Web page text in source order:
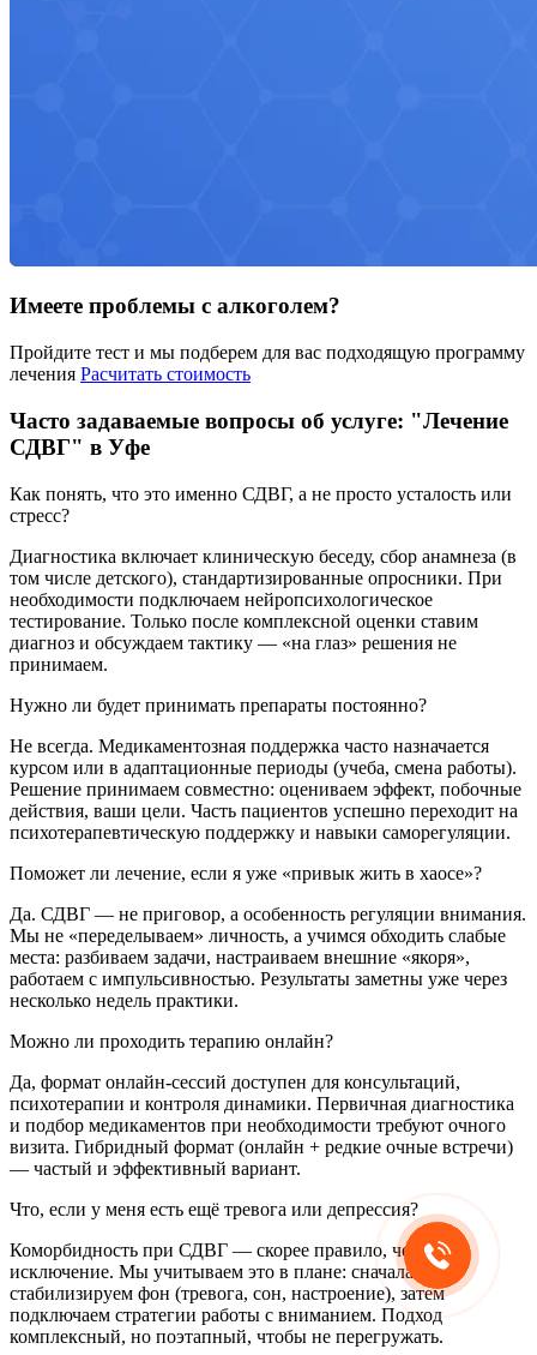
Имеете проблемы с алкоголем?
Пройдите тест и мы подберем для вас подходящую программу
лечения Расчитать стоимость
Часто задаваемые вопросы об услуге: "Лечение
СДВГ" в Уфе
Как понять, что это именно СДВГ, а не просто усталость или
стресс?
Диагностика включает клиническую беседу, сбор анамнеза (в
том числе детского), стандартизированные опросники. При
необходимости подключаем нейропсихологическое
тестирование. Только после комплексной оценки ставим
диагноз и обсуждаем тактику — «на глаз» решения не
принимаем.
Нужно ли будет принимать препараты постоянно?
Не всегда. Медикаментозная поддержка часто назначается
курсом или в адаптационные периоды (учеба, смена работы).
Решение принимаем совместно: оцениваем эффект, побочные
действия, ваши цели. Часть пациентов успешно переходит на
психотерапевтическую поддержку и навыки саморегуляции.
Поможет ли лечение, если я уже «привык жить в хаосе»?
Да. СДВГ — не приговор, а особенность регуляции внимания.
Мы не «переделываем» личность, а учимся обходить слабые
места: разбиваем задачи, настраиваем внешние «якоря»,
работаем с импульсивностью. Результаты заметны уже через
несколько недель практики.
Можно ли проходить терапию онлайн?
Да, формат онлайн-сессий доступен для консультаций,
психотерапии и контроля динамики. Первичная диагностика
и подбор медикаментов при необходимости требуют очного
визита. Гибридный формат (онлайн + редкие очные встречи)
— частый и эффективный вариант.
Что, если у меня есть ещё тревога или депрессия?
Коморбидность при СДВГ — скорее правило, чем
исключение. Мы учитываем это в плане: сначала
стабилизируем фон (тревога, сон, настроение), затем
подключаем стратегии работы с вниманием. Подход
комплексный, но поэтапный, чтобы не перегружать.